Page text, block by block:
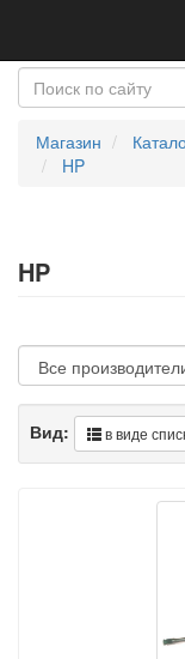
Магазин
HP
HP
Вид: в виде